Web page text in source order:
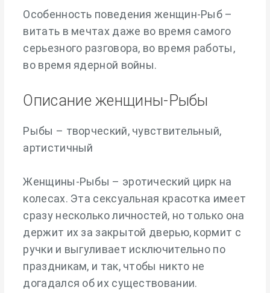
Особенность поведения женщин-Рыб –
витать в мечтах даже во время самого
серьезного разговора, во время работы,
во время ядерной войны.
Описание женщины-Рыбы
Рыбы – творческий, чувствительный,
артистичный
Женщины-Рыбы – эротический цирк на
колесах. Эта сексуальная красотка имеет
сразу несколько личностей, но только она
держит их за закрытой дверью, кормит с
ручки и выгуливает исключительно по
праздникам, и так, чтобы никто не
догадался об их существовании.